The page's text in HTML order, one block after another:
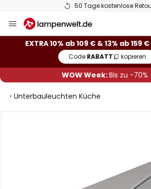
50 Tage kostenlose
Inhalt
springen
EXTRA 10% ab 109 € & 13% ab 159 €
Code:RABATT kopieren
WOW Week:Bis zu -70%
Unterbauleuchten Küche